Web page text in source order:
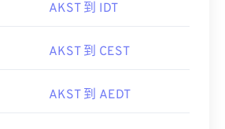
AKST 到 IDT
AKST 到 CEST
AKST 到 AEDT